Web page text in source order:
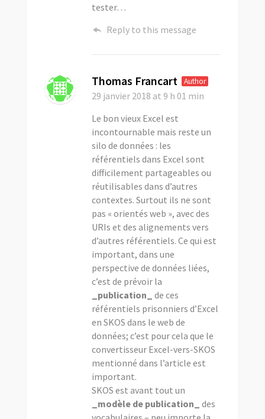
tester…
Reply to this message
Thomas Francart Author
29 janvier 2018 at 9 h 01 min
Le bon vieux Excel est
incontournable mais reste un
silo de données : les
référentiels dans Excel sont
difficilement partageables ou
réutilisables dans d’autres
contextes. Surtout ils ne sont
pas « orientés web », avec des
URIs et des alignements vers
d’autres référentiels. Ce qui est
important, dans une
perspective de données liées,
c’est de prévoir la
_publication_
de ces
référentiels prisonniers d’Excel
en SKOS dans le web de
données; c’est pour cela que le
convertisseur Excel-vers-SKOS
mentionné dans l’article est
important.
SKOS est avant tout un
_modèle de publication_
des